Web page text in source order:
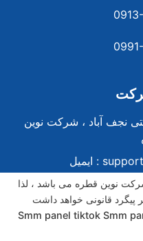
نجف آباد ، شرکت نوین
ایمیل :
نوین قطره می باشد ، لذا
Smm panel tiktok Smm